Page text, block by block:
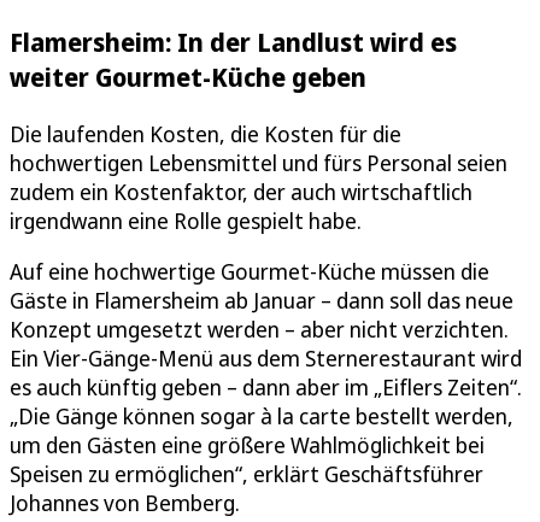
Flamersheim: In der Landlust wird es
weiter Gourmet-Küche geben
Die laufenden Kosten, die Kosten für die
hochwertigen Lebensmittel und fürs Personal seien
zudem ein Kostenfaktor, der auch wirtschaftlich
irgendwann eine Rolle gespielt habe.
Auf eine hochwertige Gourmet-Küche müssen die
Gäste in Flamersheim ab Januar – dann soll das neue
Konzept umgesetzt werden – aber nicht verzichten.
Ein Vier-Gänge-Menü aus dem Sternerestaurant wird
es auch künftig geben – dann aber im „Eiflers Zeiten“.
„Die Gänge können sogar à la carte bestellt werden,
um den Gästen eine größere Wahlmöglichkeit bei
Speisen zu ermöglichen“, erklärt Geschäftsführer
Johannes von Bemberg.